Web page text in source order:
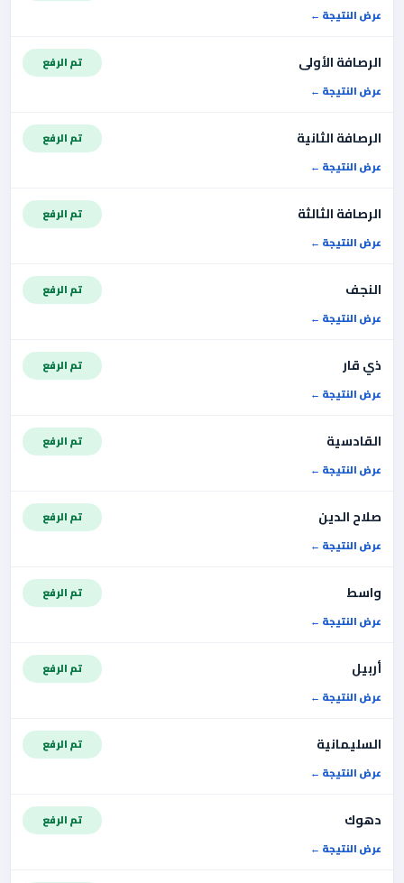
عرض النتيجة
الرصافة الأولى
تم الرفع
عرض النتيجة
الرصافة الثانية
تم الرفع
عرض النتيجة
الرصافة الثالثة
تم الرفع
عرض النتيجة
النجف
تم الرفع
عرض النتيجة
ذي قار
تم الرفع
عرض النتيجة
القادسية
تم الرفع
عرض النتيجة
صلاح الدين
تم الرفع
عرض النتيجة
واسط
تم الرفع
عرض النتيجة
أربيل
تم الرفع
عرض النتيجة
السليمانية
تم الرفع
عرض النتيجة
دهوك
تم الرفع
عرض النتيجة